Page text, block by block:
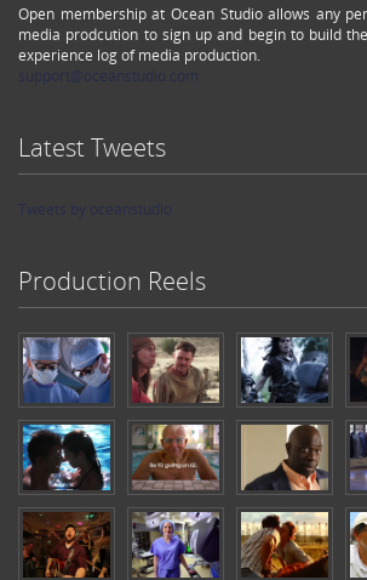
Open membership at Ocean Studio allows any
media prodcution to sign up and begin to build
experience log of media production.
Latest Tweets
Production Reels